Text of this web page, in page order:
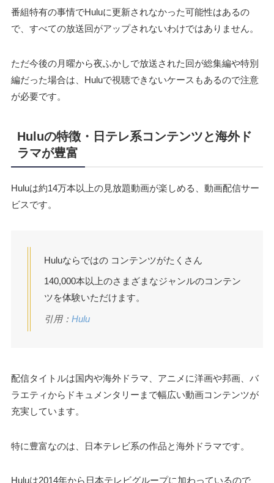
番組特有の事情でHuluに更新されなかった可能性はあるの
で、すべての放送回がアップされないわけではありません。
ただ今後の月曜から夜ふかしで放送された回が総集編や特別
編だった場合は、Huluで視聴できないケースもあるので注意
が必要です。
Huluの特徴・日テレ系コンテンツと海外ド
ラマが豊富
Huluは約14万本以上の見放題動画が楽しめる、動画配信サー
ビスです。
Huluならではの コンテンツがたくさん
140,000本以上のさまざまなジャンルのコンテン
ツを体験いただけます。
引用： Hulu
配信タイトルは国内や海外ドラマ、アニメに洋画や邦画、バ
ラエティからドキュメンタリーまで幅広い動画コンテンツが
充実しています。
特に豊富なのは、日本テレビ系の作品と海外ドラマです。
Huluは2014年から日本テレビグループに加わっているので、